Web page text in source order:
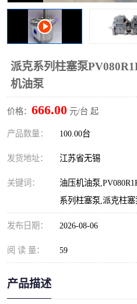
派克系列柱塞泵
机油泵
价格： 666.00 元/台 起
产品数量： 100.00台
发货地址： 江苏省无锡
关键词：
油压机油泵
系列柱塞泵,派克柱塞
发布日期： 2026-08-06
阅 读 量： 59
产品描述